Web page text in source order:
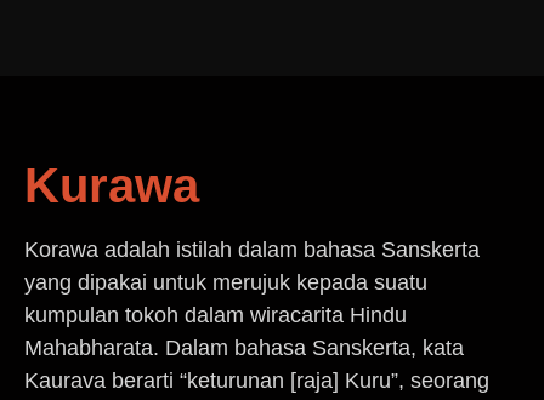
Kurawa
Korawa adalah istilah dalam bahasa Sanskerta
yang dipakai untuk merujuk kepada suatu
kumpulan tokoh dalam wiracarita Hindu
Mahabharata. Dalam bahasa Sanskerta, kata
Kaurava berarti “keturunan [raja] Kuru”, seorang